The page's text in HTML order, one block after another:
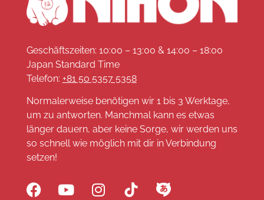
Geschäftszeiten: 10:00 – 13:00 & 14:00 – 18:00
Japan Standard Time
Telefon: +81 50 5357 5358
Normalerweise benötigen wir 1 bis 3 Werktage,
um zu antworten. Manchmal kann es etwas
länger dauern, aber keine Sorge, wir werden uns
so schnell wie möglich mit dir in Verbindung
setzen!